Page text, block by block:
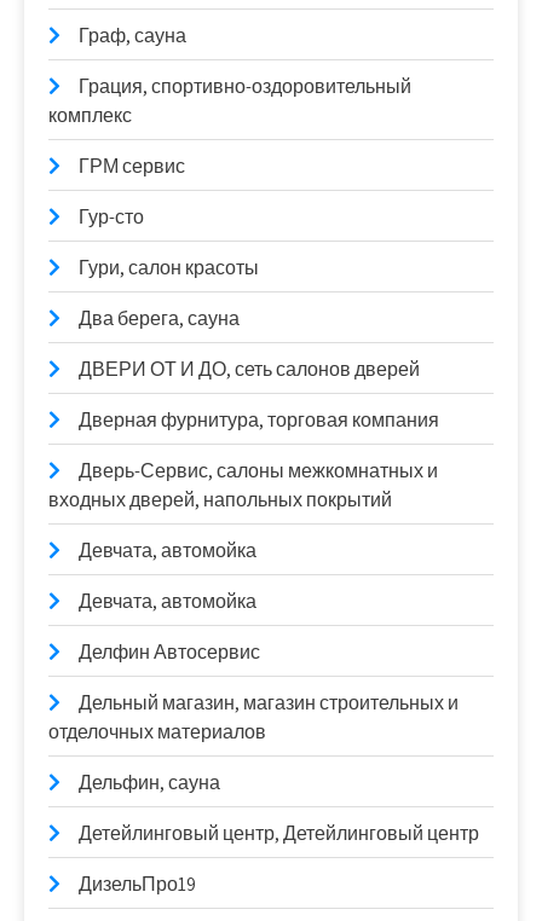
Граф, сауна
Грация, спортивно-оздоровительный
комплекс
ГРМ сервис
Гур-сто
Гури, салон красоты
Два берега, сауна
ДВЕРИ ОТ И ДО, сеть салонов дверей
Дверная фурнитура, торговая компания
Дверь-Сервис, салоны межкомнатных и
входных дверей, напольных покрытий
Девчата, автомойка
Девчата, автомойка
Делфин Автосервис
Дельный магазин, магазин строительных и
отделочных материалов
Дельфин, сауна
Детейлинговый центр, Детейлинговый центр
ДизельПро19